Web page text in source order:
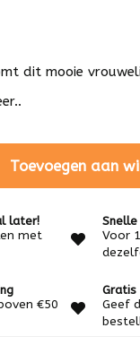
dit mooie
Toevoegen aan
later!
met
Snelle
Voor
€50
Gratis
Geef